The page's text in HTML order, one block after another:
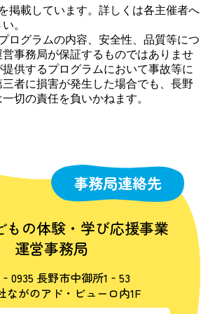
掲載しています。詳しくは各主催者へ
。
ログラムの内容、安全性、品質等につ
事務局が保証するものではありませ
供するプログラムにおいて事故等に
者に損害が発生した場合でも、長野
切の責任を負いかねます。
事務局連絡先
もの体験・学び応援事業
運営事務局
長野市中御所1‐53
ながのアド・ビューロ内1F